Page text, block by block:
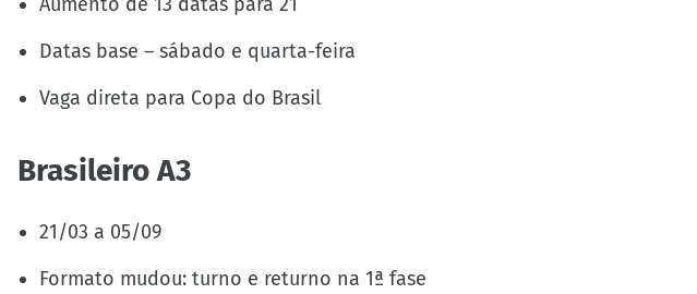
Datas base – sábado e quarta-feira
Vaga direta para Copa do Brasil
Brasileiro A3
21/03 a 05/09
Formato mudou: turno e returno na 1ª fase